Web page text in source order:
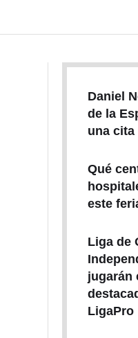
Daniel
de la
una cita
Qué
este
Liga de
jugarán
LigaPro